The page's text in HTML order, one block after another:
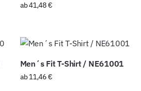
ab41,48€
Men´s Fit T-Shirt / NE61001
ab11,46€